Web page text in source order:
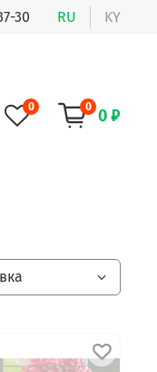
30 RU KY
0 0 0 ₽